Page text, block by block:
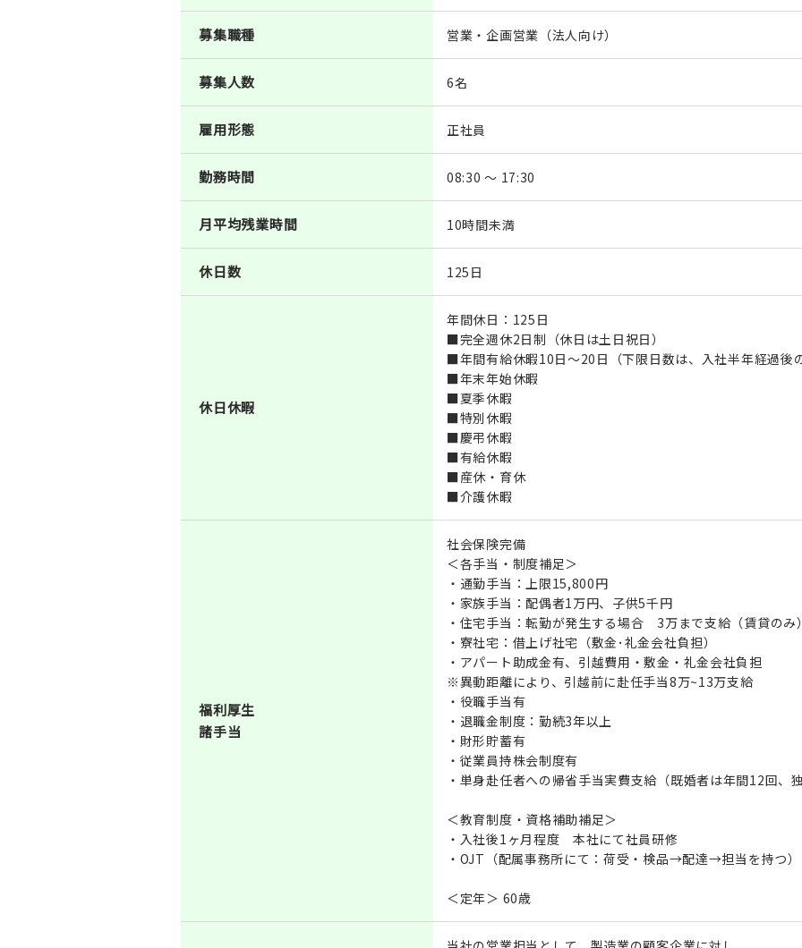
募集職種 営業・企画営業（法人向け）
募集人数 6名
雇用形態 正社員
勤務時間 08:30 ～ 17:30
月平均残業時間 10時間未満
休日数 125日
休日休暇
年間休日：125日
■完全週休2日制（休日は土日祝日）
■年間有給休暇10日～20日（下限日数は、入社半年経過後
■年末年始休暇
■夏季休暇
■特別休暇
■慶弔休暇
■有給休暇
■産休・育休
■介護休暇
福利厚生
諸手当
社会保険完備
＜各手当・制度補足＞
・通勤手当：上限15,800円
・家族手当：配偶者1万円、子供5千円
・住宅手当：転勤が発生する場合 3万まで支給（賃貸のみ
・寮社宅：借上げ社宅（敷金･礼金会社負担）
・アパート助成金有、引越費用・敷金・礼金会社負担
※異動距離により、引越前に赴任手当8万~13万支給
・役職手当有
・退職金制度：勤続3年以上
・財形貯蓄有
・従業員持株会制度有
・単身赴任者への帰省手当実費支給（既婚者は年間12回、
＜教育制度・資格補助補足＞
・入社後1ヶ月程度 本社にて社員研修
・OJT（配属事務所にて：荷受・検品→配達→担当を持つ）
＜定年＞ 60歳